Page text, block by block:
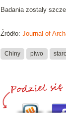
Badania zostały
Źródło: Journal of
Chiny piwo